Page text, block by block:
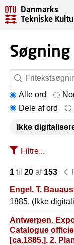
Danmarks
Tekniske
Søgning
Alle ord
Dele af ord
Ikke
Filtre...
1 til 20 af 153
Engel, T.
1885, (Ikke
Antwerpen.
Catalogue
[ca.1885.]. 2.